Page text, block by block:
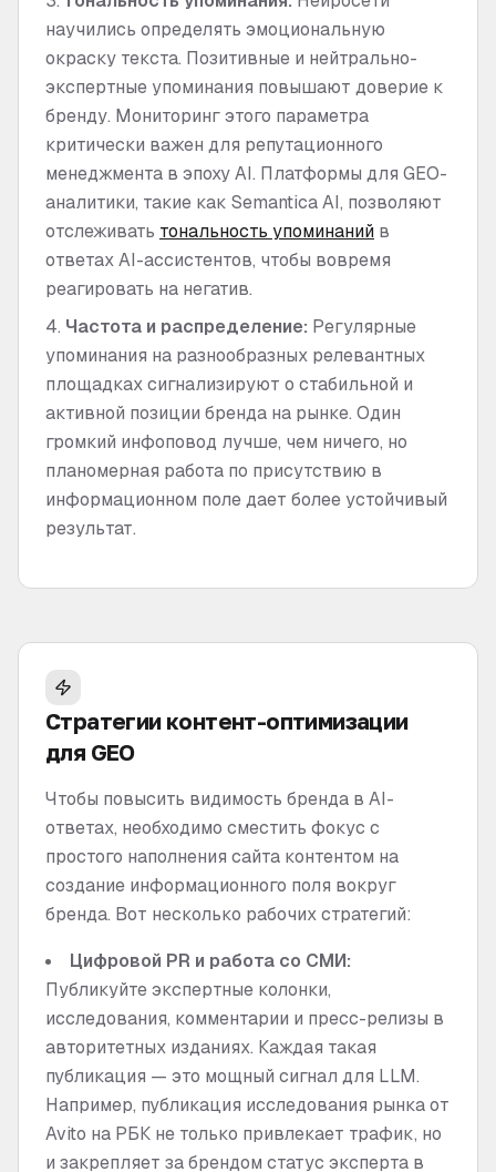
научились определять эмоциональную
окраску текста. Позитивные и нейтрально-
экспертные упоминания повышают доверие к
бренду. Мониторинг этого параметра
критически важен для репутационного
менеджмента в эпоху AI. Платформы для GEO-
аналитики, такие как Semantica AI, позволяют
отслеживать тональность упоминаний в
ответах AI-ассистентов, чтобы вовремя
реагировать на негатив.
Частота и распределение: Регулярные
упоминания на разнообразных релевантных
площадках сигнализируют о стабильной и
активной позиции бренда на рынке. Один
громкий инфоповод лучше, чем ничего, но
планомерная работа по присутствию в
информационном поле дает более устойчивый
результат.
Стратегии контент-оптимизации
для GEO
Чтобы повысить видимость бренда в AI-
ответах, необходимо сместить фокус с
простого наполнения сайта контентом на
создание информационного поля вокруг
бренда. Вот несколько рабочих стратегий:
Цифровой PR и работа со СМИ:
Публикуйте экспертные колонки,
исследования, комментарии и пресс-релизы в
авторитетных изданиях. Каждая такая
публикация — это мощный сигнал для LLM.
Например, публикация исследования рынка от
Avito на РБК не только привлекает трафик, но
и закрепляет за брендом статус эксперта в